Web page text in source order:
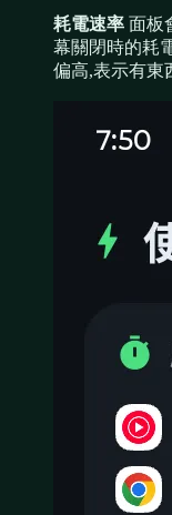
耗電速率 面板
幕關閉時的耗
偏高,表示有東